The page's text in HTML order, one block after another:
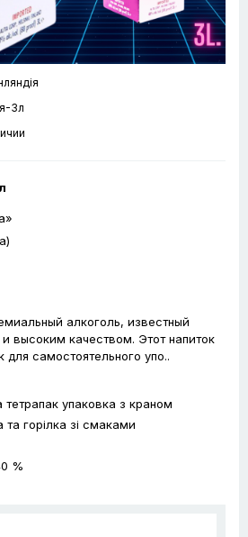
3л
алкоголь, известный
высоким качеством. Этот напиток
для самостоятельного упо..
тетрапак упаковка з краном
та горілка зі смаками
%